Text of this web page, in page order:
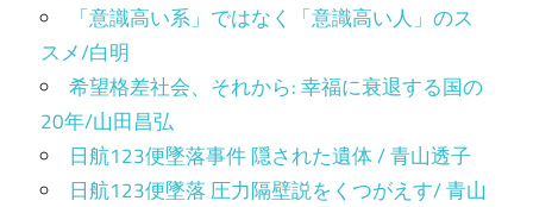
「意識高い系」ではなく「意識高い人」のス
スメ/白明
希望格差社会、それから: 幸福に衰退する国の
20年/山田昌弘
日航123便墜落事件 隠された遺体 / 青山透子
日航123便墜落 圧力隔壁説をくつがえす/ 青山